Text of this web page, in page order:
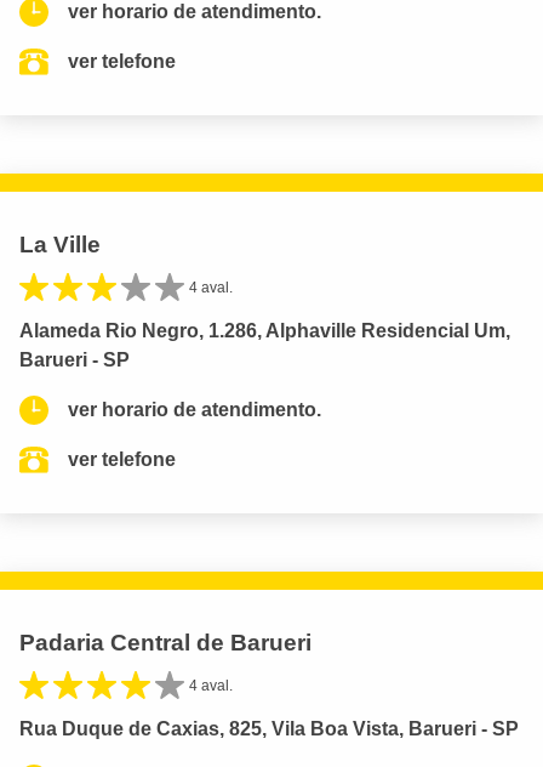
ver horario de atendimento.
ver telefone
La Ville
4 aval.
Alameda Rio Negro, 1.286, Alphaville Residencial Um,
Barueri - SP
ver horario de atendimento.
ver telefone
Padaria Central de Barueri
4 aval.
Rua Duque de Caxias, 825, Vila Boa Vista, Barueri - SP